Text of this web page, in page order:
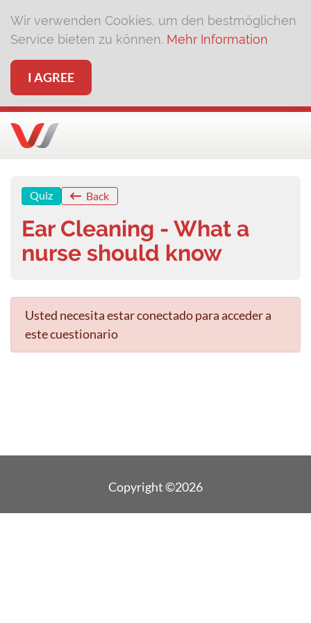
Wir verwenden Cookies, um den bestmöglichen
Service bieten zu können. Mehr Information
I AGREE
Quiz Back
Ear Cleaning - What a
nurse should know
Usted necesita estar conectado para acceder a
este cuestionario
Copyright ©2026